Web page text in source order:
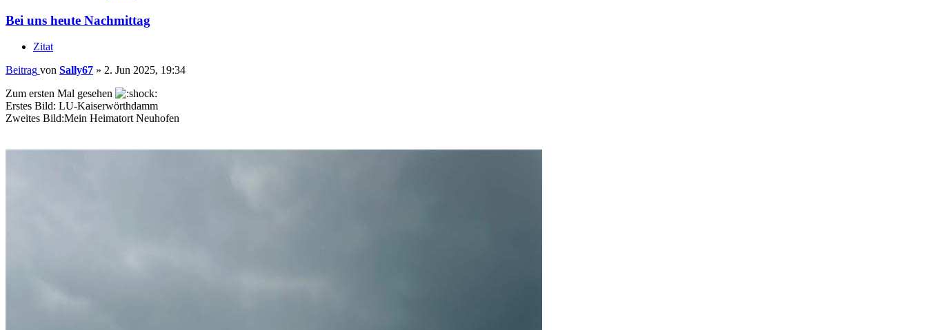
Bei uns heute Nachmittag
Zitat
Beitrag von Sally67 » 2. Jun 2025, 19:34
Zum ersten Mal gesehen
Erstes Bild: LU-Kaiserwörthdamm
Zweites Bild:Mein Heimatort Neuhofen